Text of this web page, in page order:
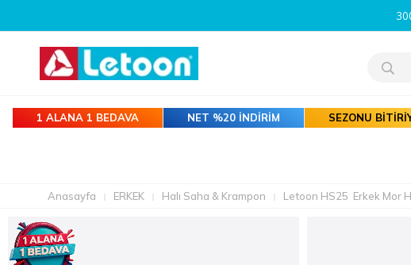
1 ALANA 1 BEDAVA NET %20 İNDİRİM SEZONU
Anasayfa ERKEK Halı Saha & Krampon Letoon HS25 Erkek Mor